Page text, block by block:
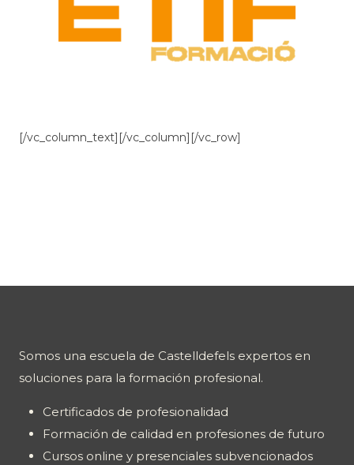
[/vc_column_text][/vc_column][/vc_row]
Somos una escuela de Castelldefels expertos en
soluciones para la formación profesional.
Certificados de profesionalidad
Formación de calidad en profesiones de futuro
Cursos online y presenciales subvencionados